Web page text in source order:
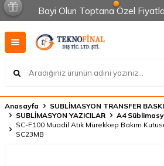
Bayi Olun Toptana Özel
Anasayfa
SUBLİMASYON TRANSFER
SUBLİMASYON YAZICILAR
A4
SC-F100 Muadil Atık Mürekkep Bakım
SC23MB